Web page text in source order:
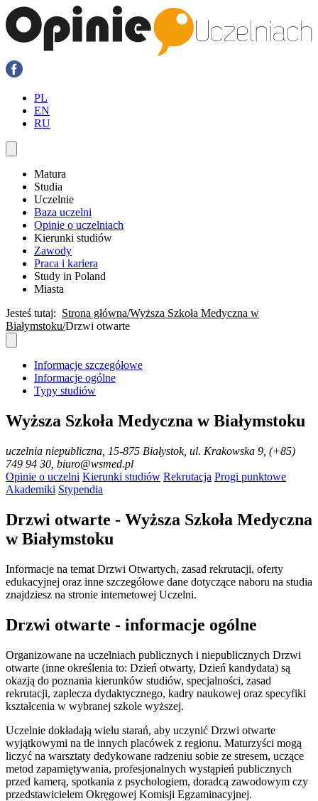
PL
EN
RU
Matura
Studia
Uczelnie
Baza uczelni
Opinie o uczelniach
Kierunki studiów
Zawody
Praca i kariera
Study in Poland
Miasta
Jesteś tutaj: Strona główna Wyższa Szkoła Medyczna w
Białymstoku Drzwi otwarte
Informacje szczegółowe
Informacje ogólne
Typy studiów
Wyższa Szkoła Medyczna w Białymstoku
uczelnia niepubliczna , 15-875 Białystok, ul. Krakowska 9, (+85)
749 94 30, biuro@wsmed.pl
Opinie o uczelni Kierunki studiów Rekrutacja Progi punktowe
Akademiki Stypendia
Drzwi otwarte - Wyższa Szkoła Medyczna
w Białymstoku
Informacje na temat Drzwi Otwartych, zasad rekrutacji, oferty
edukacyjnej oraz inne szczegółowe dane dotyczące naboru na studia
znajdziesz na stronie internetowej Uczelni.
Drzwi otwarte - informacje ogólne
Organizowane na uczelniach publicznych i niepublicznych Drzwi
otwarte (inne określenia to: Dzień otwarty, Dzień kandydata) są
okazją do poznania kierunków studiów, specjalności, zasad
rekrutacji, zaplecza dydaktycznego, kadry naukowej oraz specyfiki
kształcenia w wybranej szkole wyższej.
Uczelnie dokładają wielu starań, aby uczynić Drzwi otwarte
wyjątkowymi na tle innych placówek z regionu. Maturzyści mogą
liczyć na warsztaty dedykowane radzeniu sobie ze stresem, uczące
metod zapamiętywania, profesjonalnych wystąpień publicznych
przed kamerą, spotkania z psychologiem, doradcą zawodowym czy
przedstawicielem Okręgowej Komisji Egzaminacyjnej.